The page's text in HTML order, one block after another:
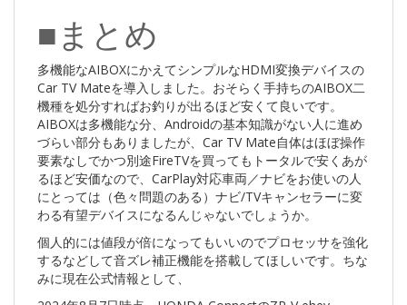
■まとめ
多機能なAIBOXにかえてシンプルなHDMI変換デバイスの
Car TV Mateを導入しました。おそらく手持ちのAIBOX二
機種を処分すればお釣りが出るほど安くて良いです。
AIBOXは多機能な分、Androidの基本知識がない人に進め
づらい部分もありましたが、Car TV Mate自体はほぼ操作
要素なしでかつ別途FireTVを買ってもトータルで安くあが
るほど安価なので、CarPlay対応車両／ナビをお使いの人
にとっては（色々問題のある）ナビ/TVキャンセラーに変
わる有望デバイスになるんじゃないでしょうか。
個人的には値段が倍になってもいいのでプロセッサを強化
するなどして音ズレ補正機能を搭載してほしいです。ちな
みに現在公式情報として、